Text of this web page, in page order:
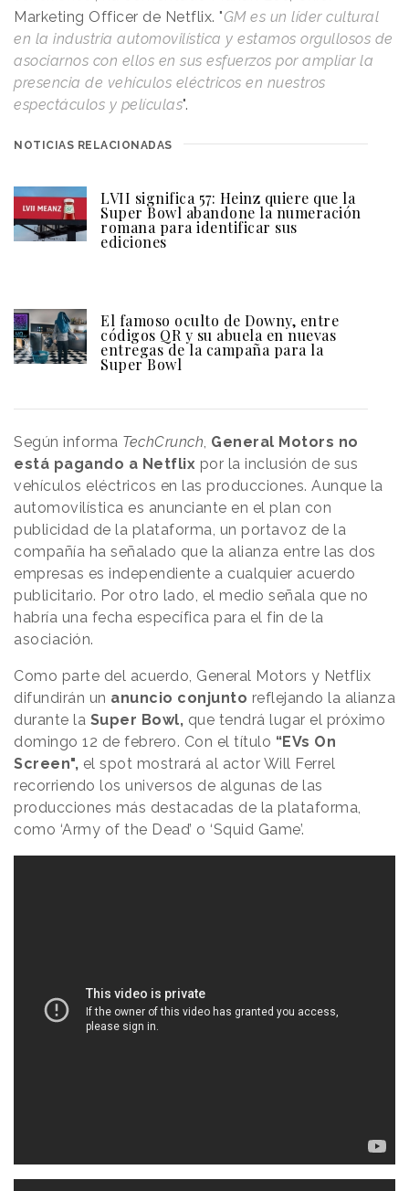
Marketing Officer de Netflix. "GM es un líder cultural
en la industria automovilística y estamos orgullosos de
asociarnos con ellos en sus esfuerzos por ampliar la
presencia de vehículos eléctricos en nuestros
espectáculos y películas".
NOTICIAS RELACIONADAS
LVII significa 57: Heinz quiere que la
Super Bowl abandone la numeración
romana para identificar sus
ediciones
El famoso oculto de Downy, entre
códigos QR y su abuela en nuevas
entregas de la campaña para la
Super Bowl
Según informa TechCrunch General Motors no
está pagando a Netflix por la inclusión de sus
vehículos eléctricos en las producciones. Aunque la
automovilística es anunciante en el plan con
publicidad de la plataforma, un portavoz de la
compañía ha señalado que la alianza entre las dos
empresas es independiente a cualquier acuerdo
publicitario. Por otro lado, el medio señala que no
habría una fecha específica para el fin de la
asociación.
Como parte del acuerdo, General Motors y Netflix
difundirán un anuncio conjunto reflejando la alianza
durante la Super Bowl, que tendrá lugar el próximo
domingo 12 de febrero. Con el título “EVs On
Screen", el spot mostrará al actor Will Ferrel
recorriendo los universos de algunas de las
producciones más destacadas de la plataforma,
como ‘Army of the Dead’ o ‘Squid Game’.